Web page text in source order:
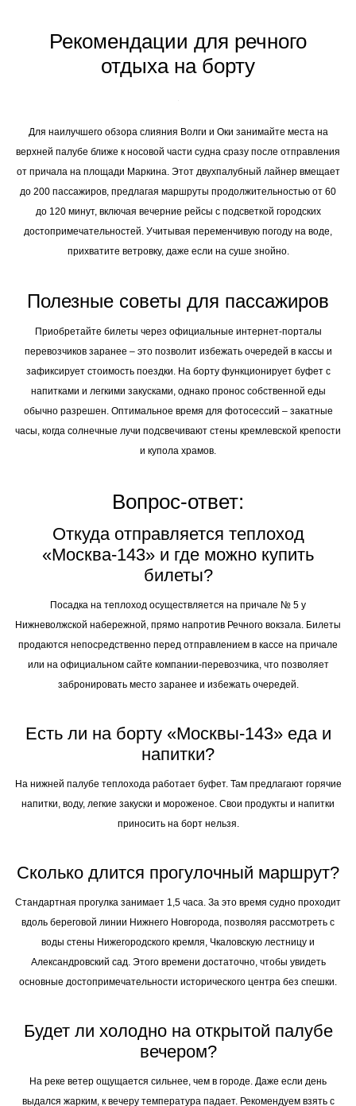
Рекомендации для речного
отдыха на борту
Для наилучшего обзора слияния Волги и Оки занимайте места на
верхней палубе ближе к носовой части судна сразу после отправления
от причала на площади Маркина. Этот двухпалубный лайнер вмещает
до 200 пассажиров, предлагая маршруты продолжительностью от 60
до 120 минут, включая вечерние рейсы с подсветкой городских
достопримечательностей. Учитывая переменчивую погоду на воде,
прихватите ветровку, даже если на суше знойно.
Полезные советы для пассажиров
Приобретайте билеты через официальные интернет-порталы
перевозчиков заранее – это позволит избежать очередей в кассы и
зафиксирует стоимость поездки. На борту функционирует буфет с
напитками и легкими закусками, однако пронос собственной еды
обычно разрешен. Оптимальное время для фотосессий – закатные
часы, когда солнечные лучи подсвечивают стены кремлевской крепости
и купола храмов.
Вопрос-ответ:
Откуда отправляется теплоход
«Москва-143» и где можно купить
билеты?
Посадка на теплоход осуществляется на причале № 5 у
Нижневолжской набережной, прямо напротив Речного вокзала. Билеты
продаются непосредственно перед отправлением в кассе на причале
или на официальном сайте компании-перевозчика, что позволяет
забронировать место заранее и избежать очередей.
Есть ли на борту «Москвы-143» еда и
напитки?
На нижней палубе теплохода работает буфет. Там предлагают горячие
напитки, воду, легкие закуски и мороженое. Свои продукты и напитки
приносить на борт нельзя.
Сколько длится прогулочный маршрут?
Стандартная прогулка занимает 1,5 часа. За это время судно проходит
вдоль береговой линии Нижнего Новгорода, позволяя рассмотреть с
воды стены Нижегородского кремля, Чкаловскую лестницу и
Александровский сад. Этого времени достаточно, чтобы увидеть
основные достопримечательности исторического центра без спешки.
Будет ли холодно на открытой палубе
вечером?
На реке ветер ощущается сильнее, чем в городе. Даже если день
выдался жарким, к вечеру температура падает. Рекомендуем взять с